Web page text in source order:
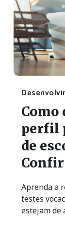
Como
perfil
de
Aprenda a
testes
estejam de